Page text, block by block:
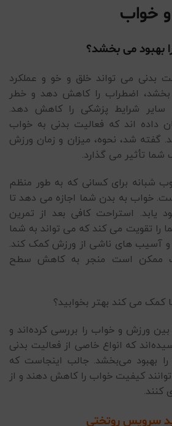
خواب
بهبود می بخشد؟
بدنی می تواند خلق و خو و عملکرد
بخشد، اضطراب را کاهش دهد و خطر
و سایر شرایط پزشکی را کاهش دهد.
داده اند که فعالیت بدنی به خواب
گفته شد، نحوه، میزان و زمان ورزش
تأثیر می گذارد.
شبانه برای کسانی که به طور منظم
خواب به بدن شما اجازه می دهد تا
یابد. استراحت کافی بعد از تمرین
تقویت می کند که می تواند به شما
و آسیب های ناشی از ورزش کمک کند.
ممکن است منجر به کاهش سطح
کمک می کند بهتر بخوابید؟
بین ورزش و خواب را بررسی کرده‌اند و
که انواع خاصی از فعالیت بدنی
بهبود می‌بخشد. جالب اینجاست که
کیفیت خواب را کاهش دهند و از
کنند.
سرویس روتختی